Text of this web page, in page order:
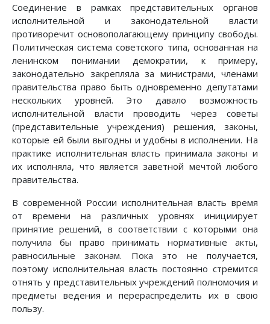
Соединение в рамках представительных органов
исполнительной и законодательной власти
противоречит основополагающему принципу свободы.
Политическая система советского типа, основанная на
ленинском понимании демократии, к примеру,
законодательно закрепляла за министрами, членами
правительства право быть одновременно депутатами
нескольких уровней. Это давало возможность
исполнительной власти проводить через советы
(представительные учреждения) решения, законы,
которые ей были выгодны и удобны в исполнении. На
практике исполнительная власть принимала законы и
их исполняла, что является заветной мечтой любого
правительства.
В современной России исполнительная власть время
от времени на различных уровнях инициирует
принятие решений, в соответствии с которыми она
получила бы право принимать нормативные акты,
равносильные законам. Пока это не получается,
поэтому исполнительная власть постоянно стремится
отнять у представительных учреждений полномочия и
предметы ведения и перераспределить их в свою
пользу.